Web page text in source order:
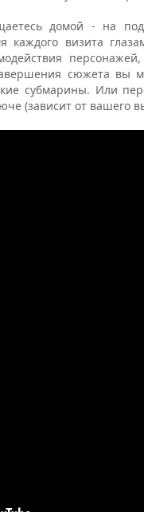
домой - на
каждого визита
сюжета вы
субмарины. Или
(зависит от вашего